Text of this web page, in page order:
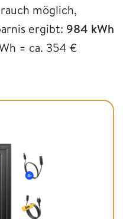
möglich,
ergibt: 984 kWh
= ca. 354 €